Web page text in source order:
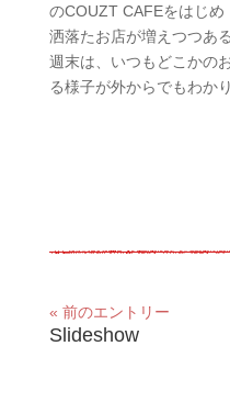
のCOUZT CAFEをはじめ
洒落たお店が増えつつあ
週末は、いつもどこかの
る様子が外からでもわか
« 前のエントリー
Slideshow